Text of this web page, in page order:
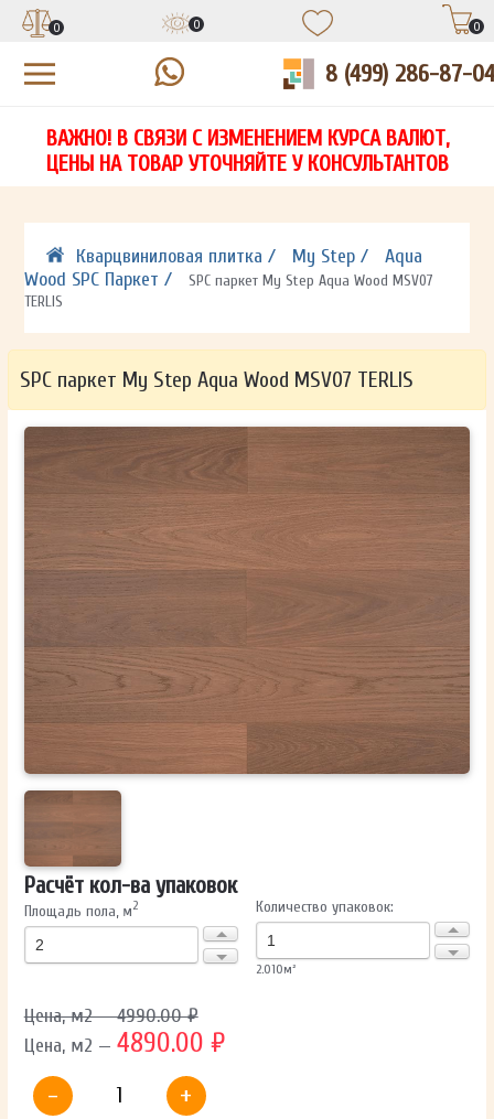
НА
СВЯЖЕТСЯ С ВАМИ В ТЕЧЕНИЕ 15 МИНУТ
ОТПРАВИТЬ
Ваши данные не будут переданы третьим лицам
ЗАПОЛНИТЕ ФОРМУ И НАШ МЕНЕДЖЕР
СВЯЖЕТСЯ С ВАМИ В ТЕЧЕНИЕ 15 МИНУТ
ОТПРАВИТЬ
Ваши данные не будут переданы третьим лицам
ЗАПОЛНИТЕ ФОРМУ И НАШ МЕНЕДЖЕР
СВЯЖЕТСЯ С ВАМИ В ТЕЧЕНИЕ 15 МИНУТ
ОТПРАВИТЬ
Ваши данные не будут переданы третьим лицам
0 0 0
8 (499) 286-87-04
ВАЖНО! В СВЯЗИ С ИЗМЕНЕНИЕМ КУРСА ВАЛЮТ,
ЦЕНЫ НА ТОВАР УТОЧНЯЙТЕ У КОНСУЛЬТАНТОВ
Кварцвиниловая плитка / My Step /
Aqua
Wood SPC Паркет /
SPC паркет My Step Aqua Wood MSV07
TERLIS
SPC паркет My Step Aqua Wood MSV07 TERLIS
Расчёт кол-ва упаковок
Площадь пола, м2 Количество упаковок:
2.010м²
Цена, м2 — 4990.00 ₽
Цена, м2 — 4890.00 ₽
-
+